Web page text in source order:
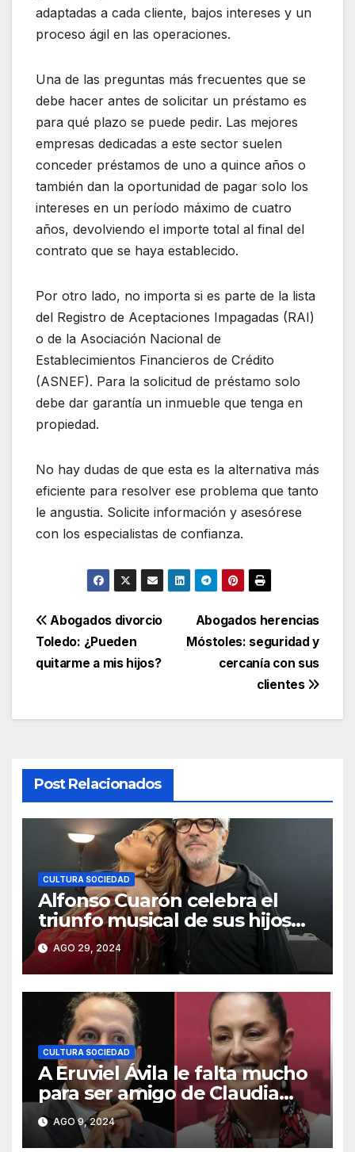
adaptadas a cada cliente, bajos intereses y un
proceso ágil en las operaciones.
Una de las preguntas más frecuentes que se
debe hacer antes de solicitar un préstamo es
para qué plazo se puede pedir. Las mejores
empresas dedicadas a este sector suelen
conceder préstamos de uno a quince años o
también dan la oportunidad de pagar solo los
intereses en un período máximo de cuatro
años, devolviendo el importe total al final del
contrato que se haya establecido.
Por otro lado, no importa si es parte de la lista
del Registro de Aceptaciones Impagadas (RAI)
o de la Asociación Nacional de
Establecimientos Financieros de Crédito
(ASNEF). Para la solicitud de préstamo solo
debe dar garantía un inmueble que tenga en
propiedad.
No hay dudas de que esta es la alternativa más
eficiente para resolver ese problema que tanto
le angustia. Solicite información y asesórese
con los especialistas de confianza.
Navegación
de
Abogados herencias
Móstoles: seguridad y
cercanía con sus
clientes
Abogados divorcio
Toledo: ¿Pueden
quitarme a mis hijos?
Post Relacionados
CULTURA SOCIEDAD
Alfonso Cuarón celebra el
triunfo musical de sus hijos
Bu y Olmo Cuarón
AGO 29, 2024
CULTURA SOCIEDAD
A Eruviel Ávila le falta mucho
para ser amigo de Claudia
Sheinbaum
AGO 9, 2024